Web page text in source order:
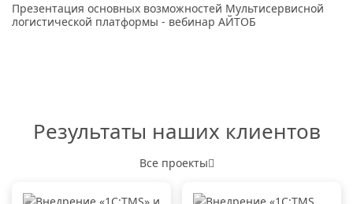
Презентация основных возможностей Мультисервисной
логистической платформы - вебинар АЙТОБ
Результаты наших клиентов
Все проекты